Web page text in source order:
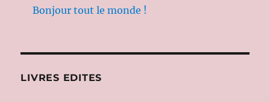
Bonjour tout le monde !
LIVRES EDITES